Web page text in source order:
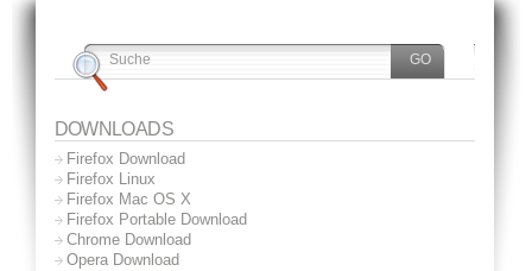
DOWNLOADS
Firefox Download
Firefox Linux
Firefox Mac OS X
Firefox Portable Download
Chrome Download
Opera Download